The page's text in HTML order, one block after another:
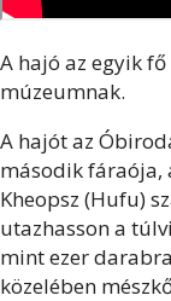
A hajó az egyik
múzeumnak.
A hajót az
második fáraója,
Kheopsz (Hufu)
utazhasson a
mint ezer
közelében